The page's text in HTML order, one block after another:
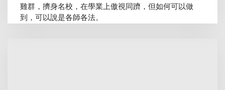
雞群，擠身名校，在學業上傲視同躋，但如何可以做
到，可以說是各師各法。